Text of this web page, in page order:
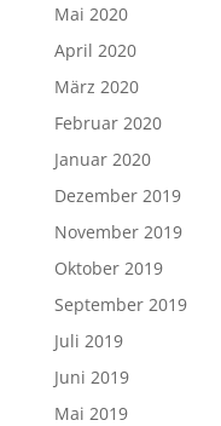
Mai 2020
April 2020
März 2020
Februar 2020
Januar 2020
Dezember 2019
November 2019
Oktober 2019
September 2019
Juli 2019
Juni 2019
Mai 2019